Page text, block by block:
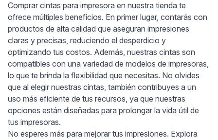
Comprar cintas para impresora en nuestra tienda te
ofrece múltiples beneficios. En primer lugar, contarás con
productos de alta calidad que aseguran impresiones
claras y precisas, reduciendo el desperdicio y
optimizando tus costos. Además, nuestras cintas son
compatibles con una variedad de modelos de impresoras,
lo que te brinda la flexibilidad que necesitas. No olvides
que al elegir nuestras cintas, también contribuyes a un
uso más eficiente de tus recursos, ya que nuestras
opciones están diseñadas para prolongar la vida útil de
tus impresoras.
No esperes más para mejorar tus impresiones. Explora